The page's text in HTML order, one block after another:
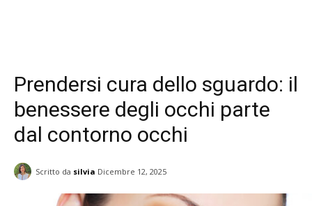
Prendersi cura dello sguardo: il
benessere degli occhi parte
dal contorno occhi
Scritto da silvia Dicembre 12, 2025